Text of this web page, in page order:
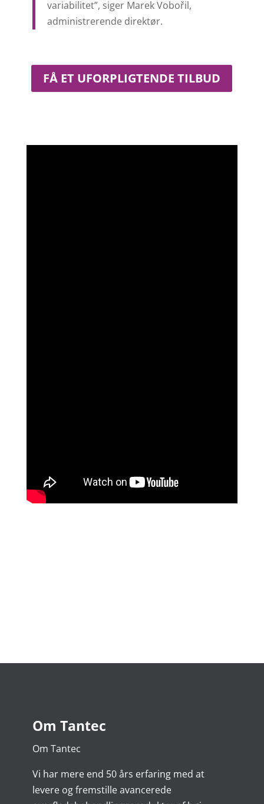
variabilitet”, siger Marek Vobořil,
administrerende direktør.
FÅ ET UFORPLIGTENDE TILBUD
Om Tantec
Om Tantec
Vi har mere end 50 års erfaring med at
levere og fremstille avancerede